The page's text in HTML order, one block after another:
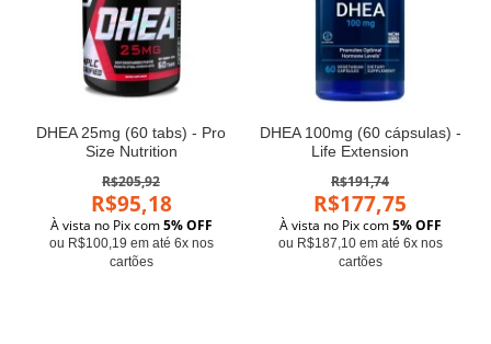
DHEA 25mg (60 tabs) - Pro
Size Nutrition
R$205,92
R$95,18
À vista no Pix com5% OFF
ou R$100,19 em até 6x nos
cartões
DHEA 100mg (60 cápsulas) -
Life Extension
R$191,74
R$177,75
À vista no Pix com5% OFF
ou R$187,10 em até 6x nos
cartões